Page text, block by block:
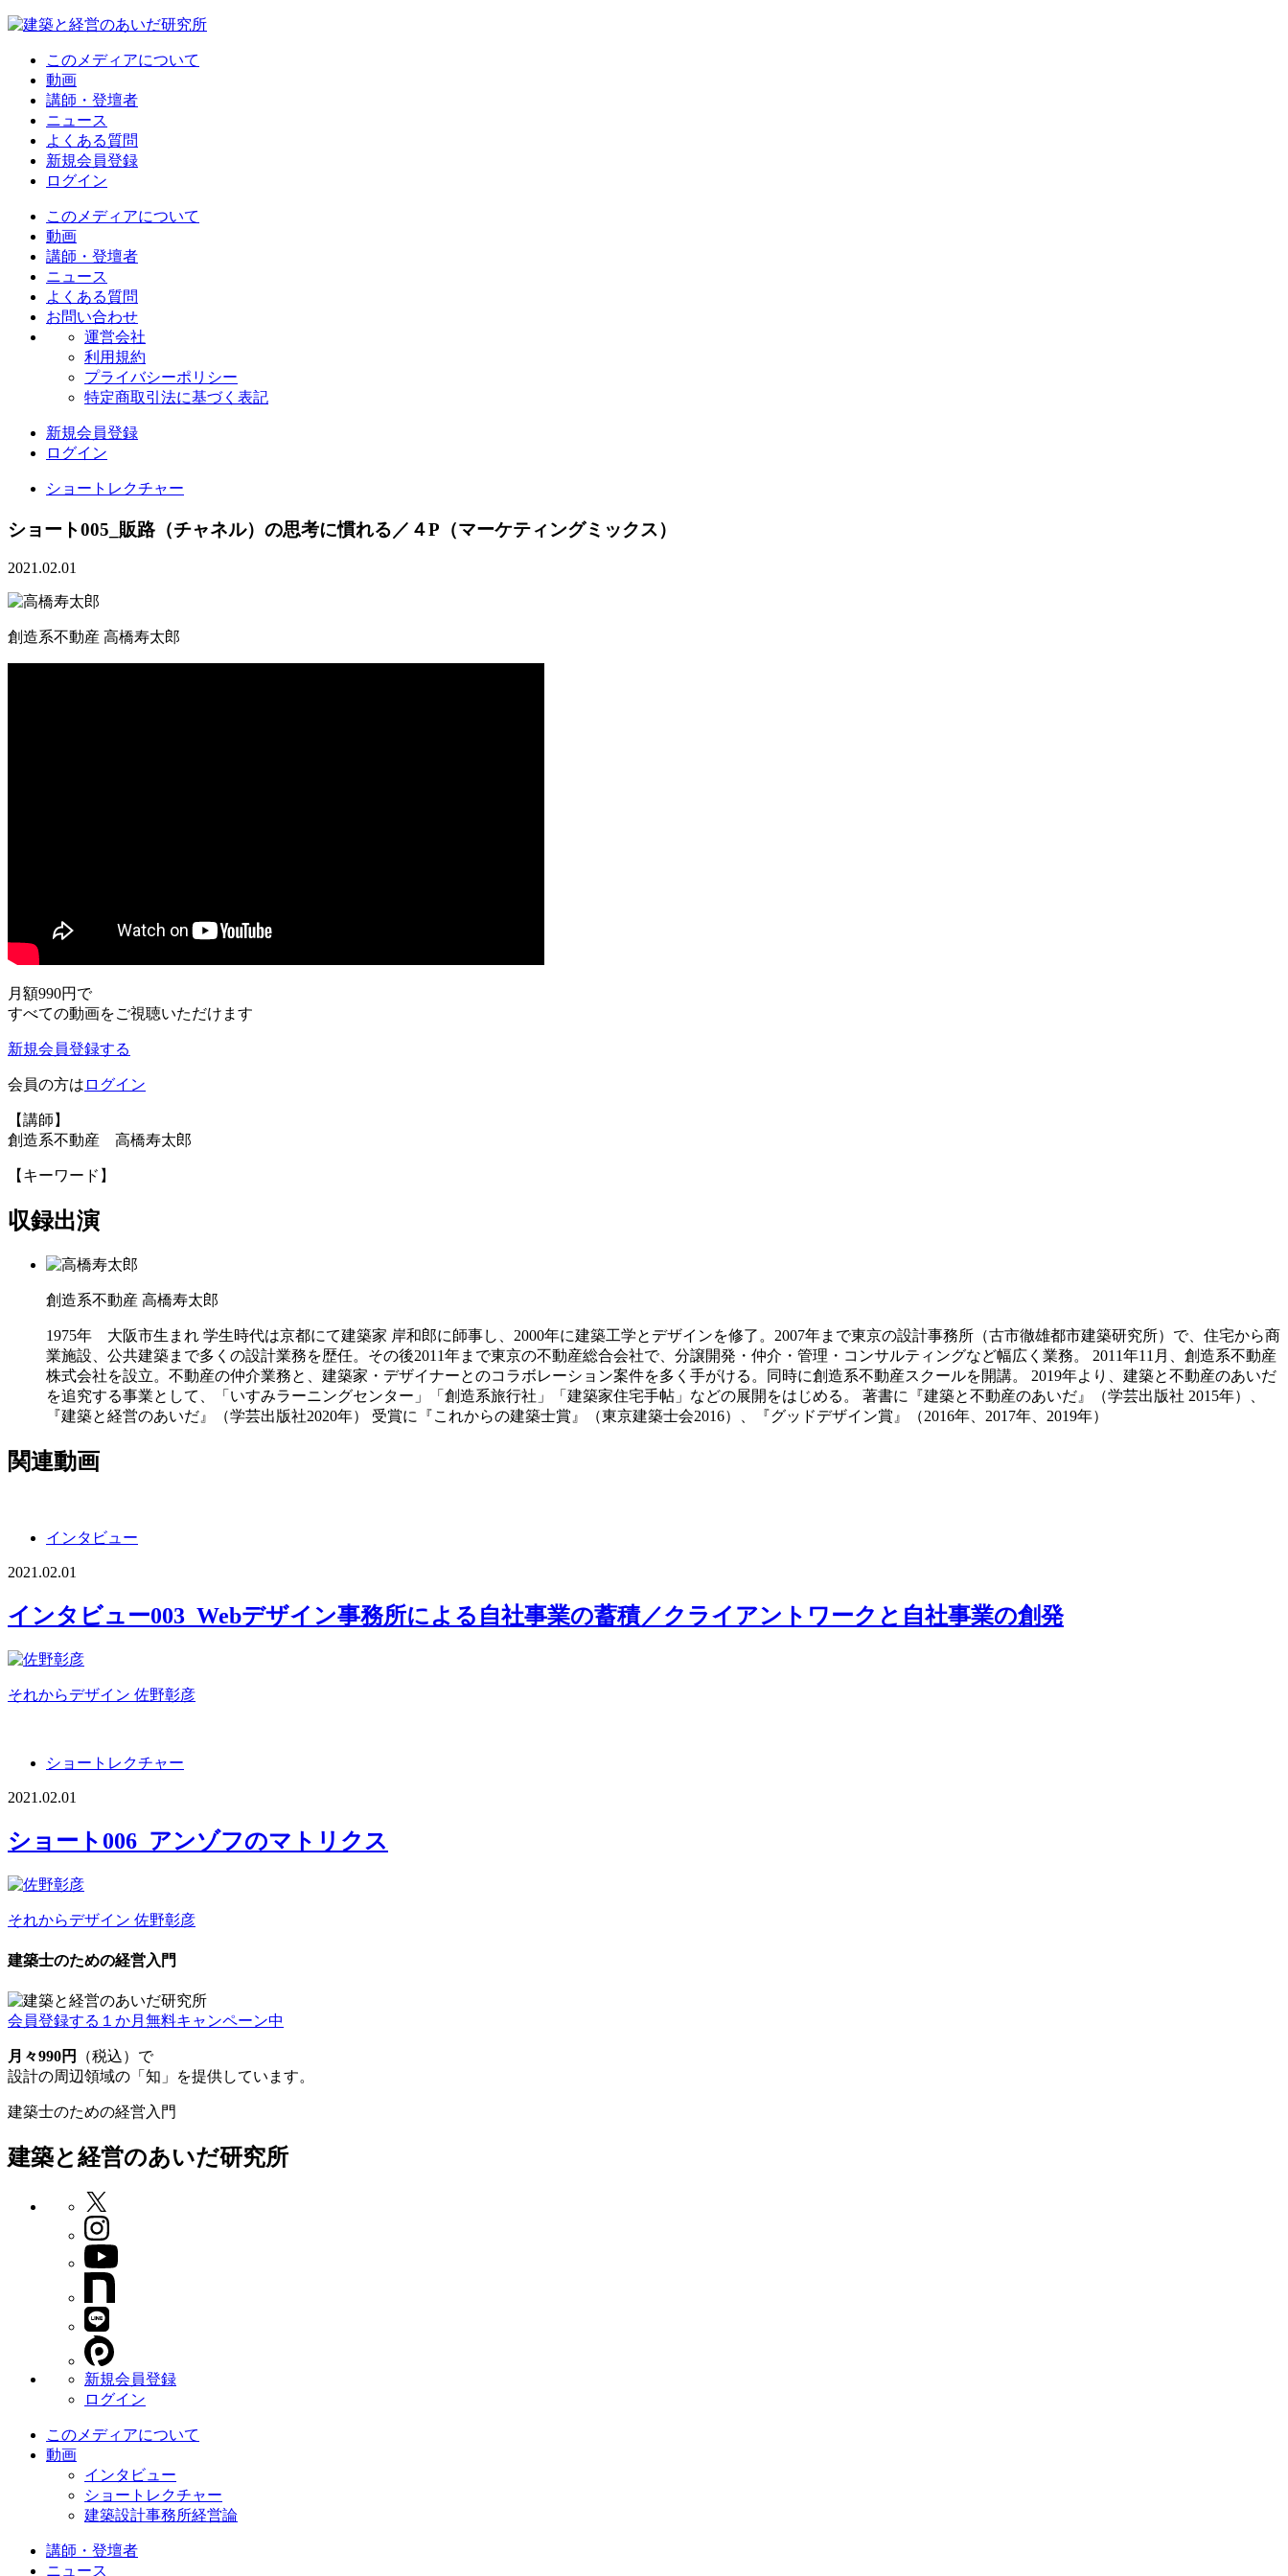
このメディアについて
動画
講師・登壇者
ニュース
よくある質問
新規会員登録
ログイン
このメディアについて
動画
講師・登壇者
ニュース
よくある質問
お問い合わせ
運営会社
利用規約
プライバシーポリシー
特定商取引法に基づく表記
新規会員登録
ログイン
ショートレクチャー
ショート005_販路（チャネル）の思考に慣れる／４P（マーケティングミックス）
2021.02.01
創造系不動産 高橋寿太郎
月額990円 で
すべての動画をご視聴いただけます
新規会員登録する
会員の方は ログイン
【講師】
創造系不動産 高橋寿太郎
【キーワード】
収録出演
創造系不動産 高橋寿太郎
1975年 大阪市生まれ 学生時代は京都にて建築家 岸和郎に師事し、2000年に建築工学とデザインを修了。2007年まで東京の設計事務所（古市徹雄都市建築研究所）で、住宅から商
業施設、公共建築まで多くの設計業務を歴任。その後2011年まで東京の不動産総合会社で、分譲開発・仲介・管理・コンサルティングなど幅広く業務。 2011年11月、創造系不動産
株式会社を設立。不動産の仲介業務と、建築家・デザイナーとのコラボレーション案件を多く手がける。同時に創造系不動産スクールを開講。 2019年より、建築と不動産のあいだ
を追究する事業として、「いすみラーニングセンター」「創造系旅行社」「建築家住宅手帖」などの展開をはじめる。 著書に『建築と不動産のあいだ』（学芸出版社 2015年）、
『建築と経営のあいだ』（学芸出版社2020年） 受賞に『これからの建築士賞』（東京建築士会2016）、『グッドデザイン賞』（2016年、2017年、2019年）
関連動画
インタビュー
2021.02.01
インタビュー003_Webデザイン事務所による自社事業の蓄積／クライアントワークと自社事業の創発
それからデザイン 佐野彰彦
ショートレクチャー
2021.02.01
ショート006_アンゾフのマトリクス
それからデザイン 佐野彰彦
建築士のための経営入門
会員登録する １か月無料キャンペーン中
月々990円
（税込）で
設計の周辺領域の「知」を提供しています。
建築士のための経営入門
建築と経営のあいだ研究所
新規会員登録
ログイン
このメディアについて
動画
インタビュー
ショートレクチャー
建築設計事務所経営論
講師・登壇者
ニュース